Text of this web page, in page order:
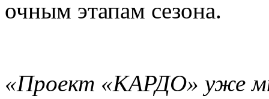
очным этапам сезона.
«Проект «КАРДО» уже